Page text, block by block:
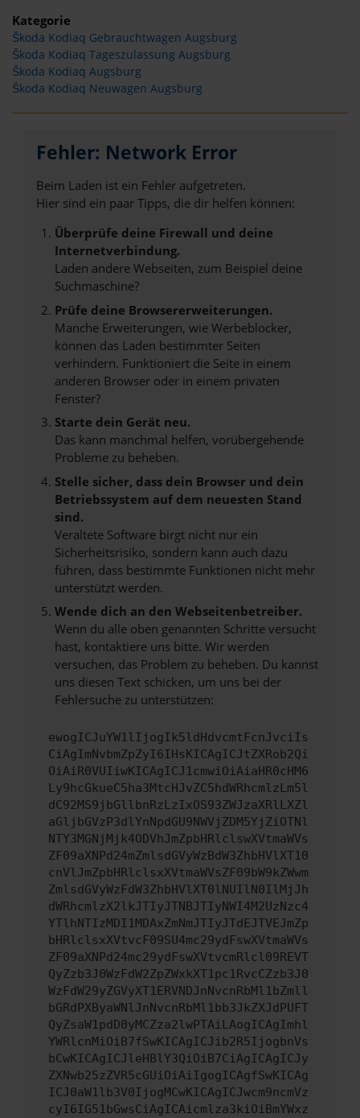
Kategorie
Škoda Kodiaq Gebrauchtwagen Augsburg
Škoda Kodiaq Tageszulassung Augsburg
Škoda Kodiaq Augsburg
Škoda Kodiaq Neuwagen Augsburg
Fehler: Network Error
Beim Laden ist ein Fehler aufgetreten.
Hier sind ein paar Tipps, die dir helfen können:
Überprüfe deine Firewall und deine
Internetverbindung.
Laden andere Webseiten, zum Beispiel deine
Suchmaschine?
Prüfe deine Browsererweiterungen.
Manche Erweiterungen, wie Werbeblocker,
können das Laden bestimmter Seiten
verhindern. Funktioniert die Seite in einem
anderen Browser oder in einem privaten
Fenster?
Starte dein Gerät neu.
Das kann manchmal helfen, vorübergehende
Probleme zu beheben.
Stelle sicher, dass dein Browser und dein
Betriebssystem auf dem neuesten Stand
sind.
Veraltete Software birgt nicht nur ein
Sicherheitsrisiko, sondern kann auch dazu
führen, dass bestimmte Funktionen nicht mehr
unterstützt werden.
Wende dich an den Webseitenbetreiber.
Wenn du alle oben genannten Schritte versucht
hast, kontaktiere uns bitte. Wir werden
versuchen, das Problem zu beheben. Du kannst
uns diesen Text schicken, um uns bei der
Fehlersuche zu unterstützen:
ewogICJuYW1lIjogIk5ldHdvcmtFcnJvciIs
CiAgImNvbmZpZyI6IHsKICAgICJtZXRob2Qi
OiAiR0VUIiwKICAgICJ1cmwiOiAiaHR0cHM6
Ly9hcGkueC5ha3MtcHJvZC5hdWRhcmlzLm5l
dC92MS9jbGllbnRzLzIxOS93ZWJzaXRlLXZl
aGljbGVzP3dlYnNpdGU9NWVjZDM5YjZiOTNl
NTY3MGNjMjk4ODVhJmZpbHRlclswXVtmaWVs
ZF09aXNPd24mZmlsdGVyWzBdW3ZhbHVlXT10
cnVlJmZpbHRlclsxXVtmaWVsZF09bW9kZWwm
ZmlsdGVyWzFdW3ZhbHVlXT0lNUIlN0IlMjJh
dWRhcmlzX2lkJTIyJTNBJTIyNWI4M2UzNzc4
YTlhNTIzMDI1MDAxZmNmJTIyJTdEJTVEJmZp
bHRlclsxXVtvcF09SU4mc29ydFswXVtmaWVs
ZF09aXNPd24mc29ydFswXVtvcmRlcl09REVT
QyZzb3J0WzFdW2ZpZWxkXT1pc1RvcCZzb3J0
WzFdW29yZGVyXT1ERVNDJnNvcnRbMl1bZmll
bGRdPXByaWNlJnNvcnRbMl1bb3JkZXJdPUFT
QyZsaW1pdD0yMCZza2lwPTAiLAogICAgImhl
YWRlcnMiOiB7fSwKICAgICJib2R5IjogbnVs
bCwKICAgICJleHBlY3QiOiB7CiAgICAgICJy
ZXNwb25zZVR5cGUiOiAiIgogICAgfSwKICAg
ICJ0aW1lb3V0IjogMCwKICAgICJwcm9ncmVz
cyI6IG51bGwsCiAgICAicmlza3kiOiBmYWxz